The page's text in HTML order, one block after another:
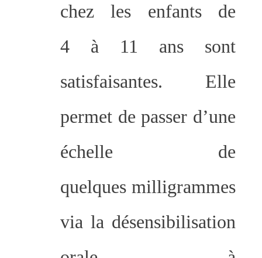
chez les enfants de
4 à 11 ans sont
satisfaisantes. Elle
permet de passer d’une
échelle de
quelques milligrammes
via la désensibilisation